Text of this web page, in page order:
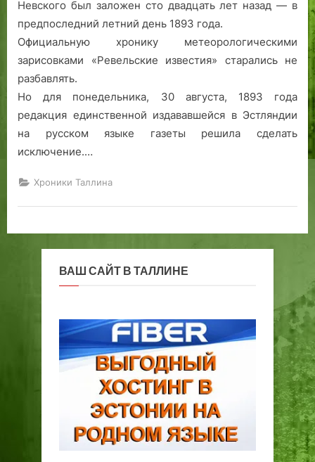
Невского был заложен сто двадцать лет назад — в
предпоследний летний день 1893 года.
Официальную хронику метеорологическими
зарисовками «Ревельские известия» старались не
разбавлять.
Но для понедельника, 30 августа, 1893 года
редакция единственной издававшейся в Эстляндии
на русском языке газеты решила сделать
исключение.…
Хроники Таллина
ВАШ САЙТ В ТАЛЛИНЕ